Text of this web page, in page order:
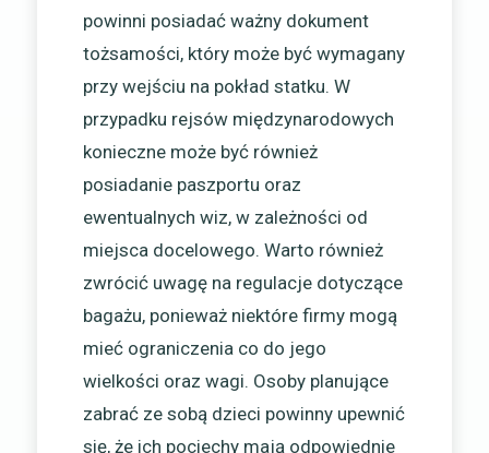
powinni posiadać ważny dokument
tożsamości, który może być wymagany
przy wejściu na pokład statku. W
przypadku rejsów międzynarodowych
konieczne może być również
posiadanie paszportu oraz
ewentualnych wiz, w zależności od
miejsca docelowego. Warto również
zwrócić uwagę na regulacje dotyczące
bagażu, ponieważ niektóre firmy mogą
mieć ograniczenia co do jego
wielkości oraz wagi. Osoby planujące
zabrać ze sobą dzieci powinny upewnić
się, że ich pociechy mają odpowiednie